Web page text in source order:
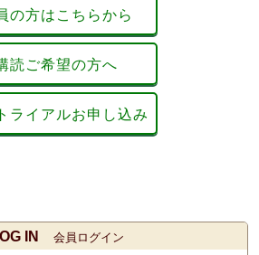
の方はこちらから
読ご希望の方へ
ライアルお申し込み
IN 会員ログイン